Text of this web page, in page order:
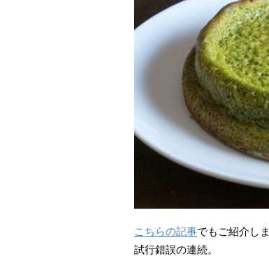
こちらの記事でもご紹介し
試行錯誤の連続。